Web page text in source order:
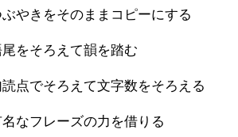
やきをそのままコピーにする
をそろえて韻を踏む
点でそろえて文字数をそろえる
なフレーズの力を借りる